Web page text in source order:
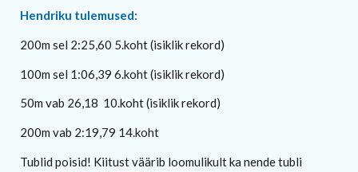
Hendriku tulemused:
200m sel 2:25,60 5.koht (isiklik rekord)
100m sel 1:06,39 6.koht (isiklik rekord)
50m vab 26,18 10.koht (isiklik rekord)
200m vab 2:19,79 14.koht
Tublid poisid! Kiitust väärib loomulikult ka nende tubli